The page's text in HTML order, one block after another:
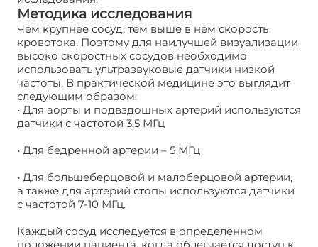
Методика исследования
Чем крупнее сосуд, тем выше в нем скорость
кровотока. Поэтому для наилучшей визуализации
высоко скоростных сосудов необходимо
использовать ультразвуковые датчики низкой
частоты. В практической медицине это выглядит
следующим образом:
• Для аорты и подвздошных артерий используются
датчики с частотой 3,5 МГц
• Для бедренной артерии – 5 МГц
• Для большеберцовой и малоберцовой артерии,
а также для артерий стопы используются датчики
с частотой 7-10 МГц.
Каждый сосуд исследуется в определенном